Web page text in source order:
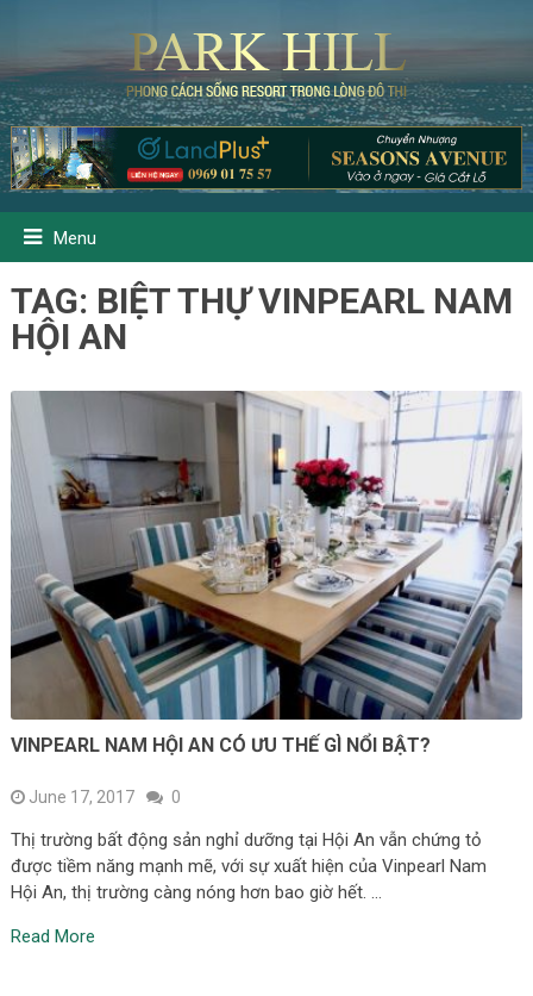
Menu
TAG: BIỆT THỰ VINPEARL NAM
HỘI AN
VINPEARL NAM HỘI AN CÓ ƯU THẾ GÌ NỔI BẬT?
June 17, 2017 0
Thị trường bất động sản nghỉ dưỡng tại Hội An vẫn chứng tỏ
được tiềm năng mạnh mẽ, với sự xuất hiện của Vinpearl Nam
Hội An, thị trường càng nóng hơn bao giờ hết. …
Read More